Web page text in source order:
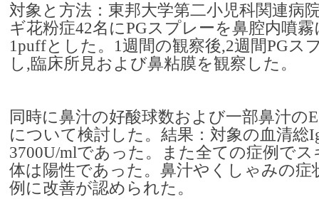
対象と方法：東邦大学第二小児科関連病
ギ花粉症42名にPGスプレーを鼻腔内噴霧
1puffとした。1週間の観察後,2週間PGス
し,臨床所見および鼻粘膜を観察した。
同時に鼻汁の好酸球数および一部鼻汁の
について検討した。結果：対象の血清総
3700U/mlであった。また全ての症例でス
体は陽性であった。鼻汁やくしゃみの症
例に改善が認められた。